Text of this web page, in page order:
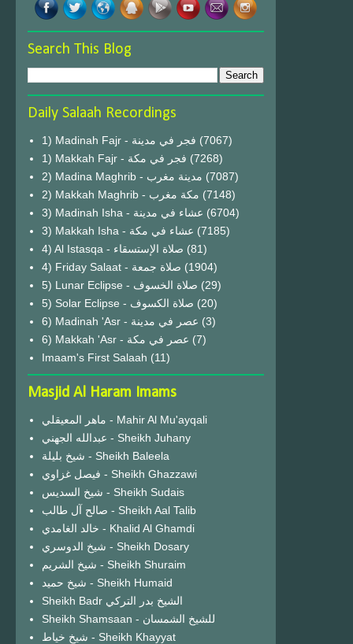
Search This Blog
Daily Salaah Recordings
1) Madinah Fajr - فجر في مدينة (7067)
1) Makkah Fajr - فجر في مكة (7268)
2) Madina Maghrib - مدينة مغرب (7087)
2) Makkah Maghrib - مكة مغرب (7148)
3) Madinah Isha - عشاء في مدينة (6704)
3) Makkah Isha - عشاء في مكة (7185)
4) Al Istasqa - صلاة الإستسقاء (81)
4) Friday Salaat - صلاة جمعة (1904)
5) Lunar Eclipse - صلاة الخسوف (29)
(20)
6) Madinah 'Asr - عصر في مدينة (3)
6) Makkah 'Asr - عصر في مكة (7)
Imaam's First Salaah (11)
Masjid Al Haram Imams
ماهر المعيقلي - Mahir Al Mu'ayqali
عبدالله الجهني - Sheikh Juhany
شيخ بليلة - Sheikh Baleela
فيصل غزاوي - Sheikh Ghazzawi
شيخ السديس - Sheikh Sudais
صالح آل طالب - Sheikh Aal Talib
خالد الغامدي - Khalid Al Ghamdi
شيخ الدوسري - Sheikh Dosary
شيخ الشريم - Sheikh Shuraim
شيخ حميد - Sheikh Humaid
Sheikh Badr الشيخ بدر التركي
Sheikh Shamsaan - للشيخ الشمسان
شيخ خياط - Sheikh Khayyat